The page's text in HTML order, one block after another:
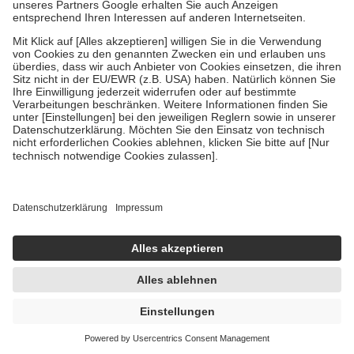
Um das Engagement der Versicherten für ihre eigene Gesundheit zu
stärken und die besondere Stellung der Familie zu unterstützen,
fallenkeine Zuzahlungenan bei:
• Kindern und Jugendlichen bis zum vollendeten 18. Lebensjahr
mit Ausnahme der Fahrkosten
• Untersuchungen zur Vorsorge und Früherkennung, die von der
GKV getragen werden
• empfohlenen Schutzimpfungen
• Harn- und Blutteststreifen
getroffen, um sicherzustellen, dass es sich um echte Bewertungen
https://help.etrusted.com/hc/de/articles/4419944605341
Einige Bilder und Inhalte wurden unter Zuhilfenahme künstlicher